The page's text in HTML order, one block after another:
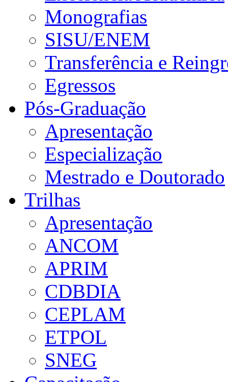
Monografias
SISU/ENEM
Transferência e
Egressos
Pós-Graduação
Apresentação
Especialização
Mestrado e Doutorado
Trilhas
Apresentação
ANCOM
APRIM
CDBDIA
CEPLAM
ETPOL
SNEG